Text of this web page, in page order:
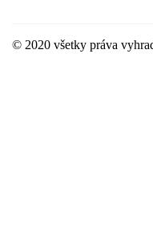
© 2020 všetky práva